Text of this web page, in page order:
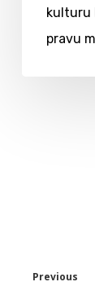
kulturu
pravu
Previous